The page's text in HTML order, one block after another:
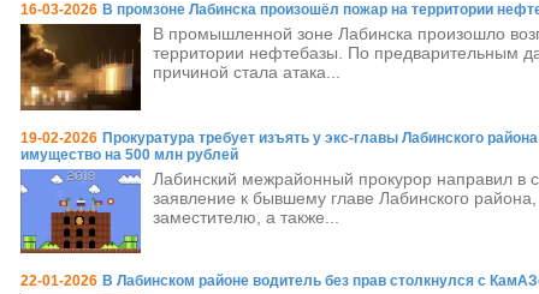
16-03-2026 В промзоне Лабинска произошёл пожар на территории
В промышленной зоне Лабинска произошло
территории нефтебазы. По предварительным
причиной стала атака...
19-02-2026 Прокуратура требует изъять у экс-главы Лабинского
имущество на 500 млн рублей
Лабинский межрайонный прокурор направил в
заявление к бывшему главе Лабинского района,
заместителю, а также...
22-01-2026 В Лабинском районе водитель без прав столкнулся с